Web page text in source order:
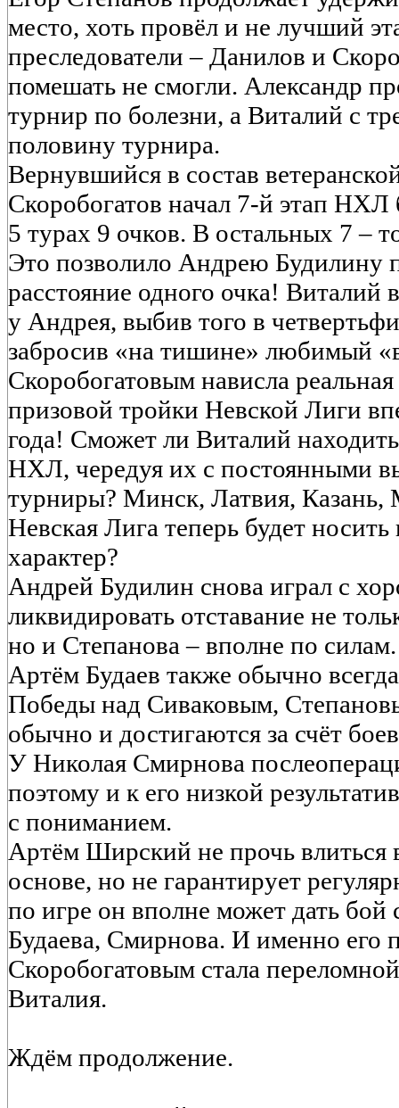
место, хоть провёл и не лучший
преследователи – Данилов и
помешать не смогли. Александр
турнир по болезни, а Виталий с
половину турнира.
Вернувшийся в состав
Скоробогатов начал 7-й этап НХЛ
5 турах 9 очков. В остальных 7 –
Это позволило Андрею Будилину
расстояние одного очка! Виталий
у Андрея, выбив того в
забросив «на тишине» любимый
Скоробогатовым нависла реальная
призовой тройки Невской Лиги
года! Сможет ли Виталий
НХЛ, чередуя их с постоянными
турниры? Минск, Латвия,
Невская Лига теперь будет
характер?
Андрей Будилин снова играл с
ликвидировать отставание не
но и Степанова – вполне по силам.
Артём Будаев также обычно
Победы над Сиваковым,
обычно и достигаются за счёт
У Николая Смирнова
поэтому и к его низкой
с пониманием.
Артём Ширский не прочь
основе, но не гарантирует
по игре он вполне может дать
Будаева, Смирнова. И именно его
Скоробогатовым стала
Виталия.
Ждём продолжение.